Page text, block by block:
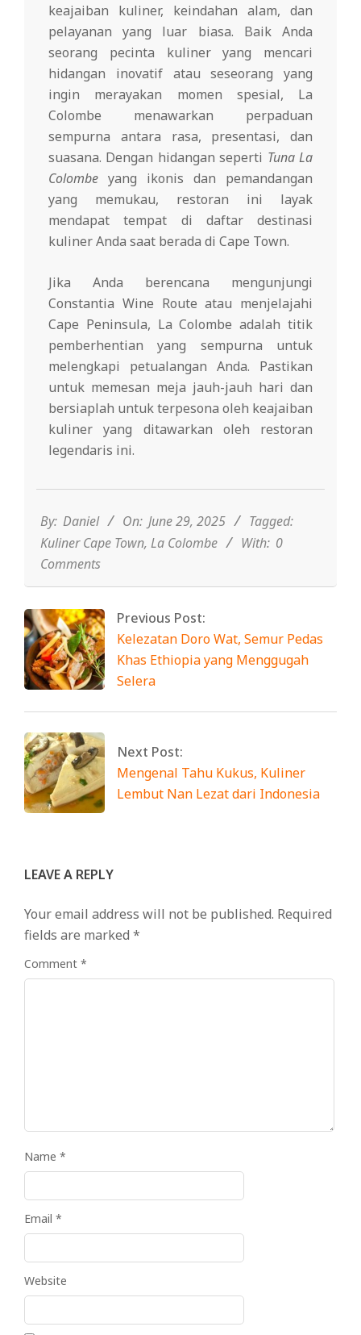
keajaiban kuliner, keindahan alam, dan
pelayanan yang luar biasa. Baik Anda
seorang pecinta kuliner yang mencari
hidangan inovatif atau seseorang yang
ingin merayakan momen spesial, La
Colombe menawarkan perpaduan
sempurna antara rasa, presentasi, dan
suasana. Dengan hidangan seperti Tuna La
Colombe yang ikonis dan pemandangan
yang memukau, restoran ini layak
mendapat tempat di daftar destinasi
kuliner Anda saat berada di Cape Town.
Jika Anda berencana mengunjungi
Constantia Wine Route atau menjelajahi
Cape Peninsula, La Colombe adalah titik
pemberhentian yang sempurna untuk
melengkapi petualangan Anda. Pastikan
untuk memesan meja jauh-jauh hari dan
bersiaplah untuk terpesona oleh keajaiban
kuliner yang ditawarkan oleh restoran
legendaris ini.
29
By: Daniel On: June 29, 2025
Tagged:
Kuliner Cape Town, La Colombe With: 0
Comments
Previous Post:
Kelezatan Doro Wat, Semur Pedas
Khas Ethiopia yang Menggugah
Selera
Next Post:
Mengenal Tahu Kukus, Kuliner
Lembut Nan Lezat dari Indonesia
LEAVE A REPLY
Your email address will not be published. Required
fields are marked *
Comment *
Name *
Email *
Website